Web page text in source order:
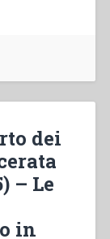
dei
– Le
in